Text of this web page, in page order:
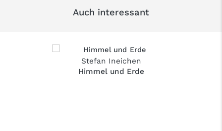
Auch interessant
Stefan Ineichen
Himmel und Erde